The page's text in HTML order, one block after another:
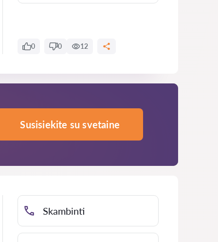
0 0 12
Susisiekite su svetaine
Skambinti